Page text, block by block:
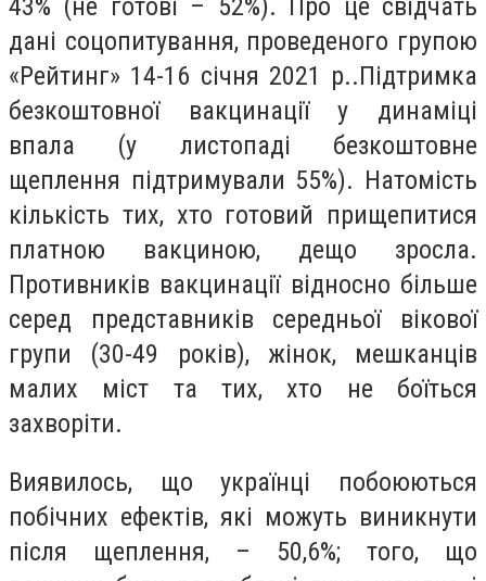
43% (не готові – 52%). Про це свідчать
дані соцопитування, проведеного групою
«Рейтинг» 14-16 січня 2021 р..Підтримка
безкоштовної вакцинації у динаміці
впала (у листопаді безкоштовне
щеплення підтримували 55%). Натомість
кількість тих, хто готовий прищепитися
платною вакциною, дещо зросла.
Противників вакцинації відносно більше
серед представників середньої вікової
групи (30-49 років), жінок, мешканців
малих міст та тих, хто не боїться
захворіти.
Виявилось, що українці побоюються
побічних ефектів, які можуть виникнути
після щеплення, – 50,6%; того, що